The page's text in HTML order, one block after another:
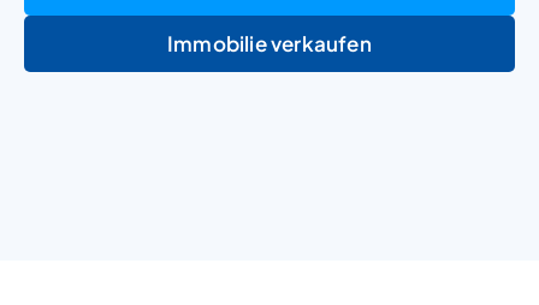
Immobilie verkaufen